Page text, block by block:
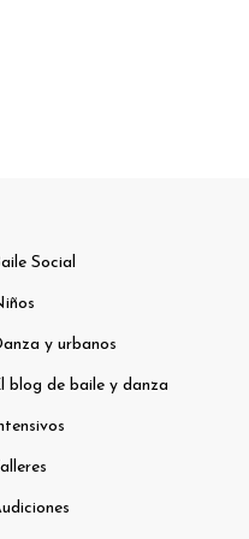
Social
y urbanos
blog de baile y danza